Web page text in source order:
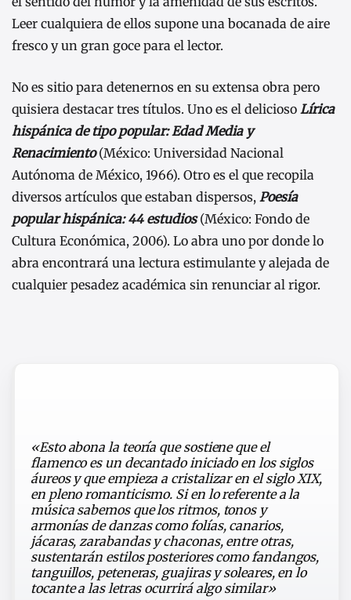
Leer cualquiera de ellos supone una bocanada de aire
fresco y un gran goce para el lector.
No es sitio para detenernos en su extensa obra pero
quisiera destacar tres títulos. Uno es el delicioso Lírica
hispánica de tipo popular: Edad Media y
Renacimiento(México: Universidad Nacional
Autónoma de México, 1966). Otro es el que recopila
diversos artículos que estaban dispersos, Poesía
popular hispánica: 44 estudios(México: Fondo de
Cultura Económica, 2006). Lo abra uno por donde lo
abra encontrará una lectura estimulante y alejada de
cualquier pesadez académica sin renunciar al rigor.
«Esto abona la teoría que sostiene que el
flamenco es un decantado iniciado en los siglos
áureos y que empieza a cristalizar en el siglo XIX,
en pleno romanticismo. Si en lo referente a la
música sabemos que los ritmos, tonos y
armonías de danzas como folías, canarios,
jácaras, zarabandas y chaconas, entre otras,
sustentarán estilos posteriores como fandangos,
tanguillos, peteneras, guajiras y soleares, en lo
tocante a las letras ocurrirá algo similar»